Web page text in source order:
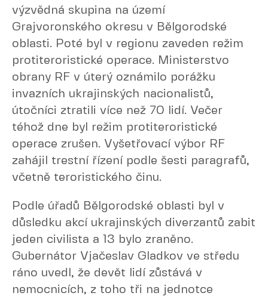
výzvědná skupina na území
Grajvoronského okresu v Bělgorodské
oblasti. Poté byl v regionu zaveden režim
protiteroristické operace. Ministerstvo
obrany RF v úterý oznámilo porážku
invazních ukrajinských nacionalistů,
útočníci ztratili více než 70 lidí. Večer
téhož dne byl režim protiteroristické
operace zrušen. Vyšetřovací výbor RF
zahájil trestní řízení podle šesti paragrafů,
včetně teroristického činu.
Podle úřadů Bělgorodské oblasti byl v
důsledku akcí ukrajinských diverzantů zabit
jeden civilista a 13 bylo zraněno.
Gubernátor Vjačeslav Gladkov ve středu
ráno uvedl, že devět lidí zůstává v
nemocnicích, z toho tři na jednotce